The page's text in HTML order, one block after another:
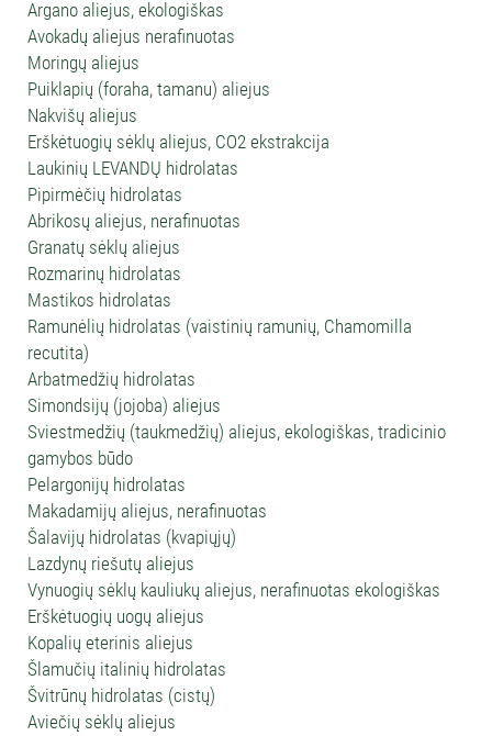
Argano aliejus, ekologiškas
Avokadų aliejus nerafinuotas
Moringų aliejus
Puiklapių (foraha, tamanu) aliejus
Nakvišų aliejus
Erškėtuogių sėklų aliejus, CO2 ekstrakcija
Laukinių LEVANDŲ hidrolatas
Pipirmėčių hidrolatas
Abrikosų aliejus, nerafinuotas
Granatų sėklų aliejus
Rozmarinų hidrolatas
Mastikos hidrolatas
Ramunėlių hidrolatas (vaistinių ramunių, Chamomilla
recutita)
Arbatmedžių hidrolatas
Simondsijų (jojoba) aliejus
Sviestmedžių (taukmedžių) aliejus, ekologiškas, tradicinio
gamybos būdo
Pelargonijų hidrolatas
Makadamijų aliejus, nerafinuotas
Šalavijų hidrolatas (kvapiųjų)
Lazdynų riešutų aliejus
Vynuogių sėklų kauliukų aliejus, nerafinuotas ekologiškas
Erškėtuogių uogų aliejus
Kopalių eterinis aliejus
Šlamučių italinių hidrolatas
Švitrūnų hidrolatas (cistų)
Aviečių sėklų aliejus